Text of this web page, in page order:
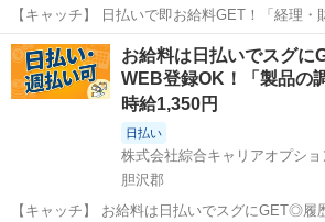
【キャッチ】 日払いで即お給料GET！「経理・
ブラッシュUP!!】ちょこっと残業あり♪Excelの
【コメント】 製造のお仕事をお探しにおススメ♪ 「未経験でも出来
仕事ないかな・...
岩手 胆沢郡 一般事務
お給料は日払いでスグ
WEB登録OK！「製品の
時給1,350円
日払い
株式会社綜合キャリアオプショ
胆沢郡
【キャッチ】 お給料は日払いでスグにGET◎履